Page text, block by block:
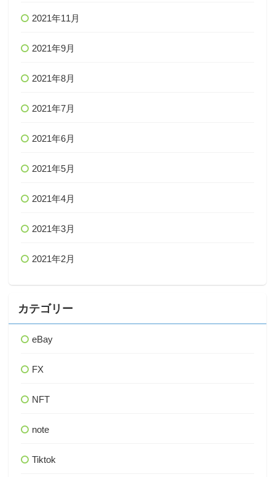
2021年11月
2021年9月
2021年8月
2021年7月
2021年6月
2021年5月
2021年4月
2021年3月
2021年2月
カテゴリー
eBay
FX
NFT
note
Tiktok